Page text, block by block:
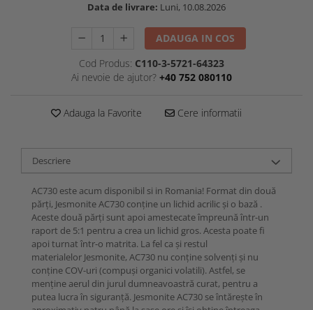
Data de livrare: Luni, 10.08.2026
ADAUGA IN COS
Cod Produs: C110-3-5721-64323
Ai nevoie de ajutor? +40 752 080110
Adauga la Favorite Cere informatii
Descriere
AC730 este acum disponibil si in Romania! Format din două
părți, Jesmonite AC730 conține un lichid acrilic și o bază .
Aceste două părți sunt apoi amestecate împreună într-un
raport de 5:1 pentru a crea un lichid gros. Acesta poate fi
apoi turnat într-o matrita. La fel ca și restul
materialelor Jesmonite, AC730 nu conține solvenți și nu
conține COV-uri (compuși organici volatili). Astfel, se
menține aerul din jurul dumneavoastră curat, pentru a
putea lucra în siguranță. Jesmonite AC730 se întărește în